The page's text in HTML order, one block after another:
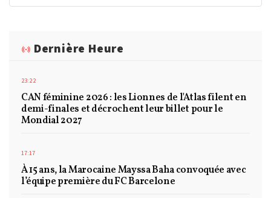
Dernière Heure
23:22
CAN féminine 2026 : les Lionnes de l'Atlas filent en
demi-finales et décrochent leur billet pour le
Mondial 2027
17:17
À 15 ans, la Marocaine Mayssa Baha convoquée avec
l’équipe première du FC Barcelone